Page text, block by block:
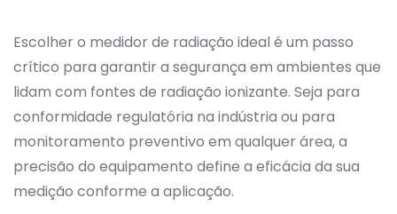
o
Melhor
Medidor
de
Radiação?
Escolher o medidor de radiação ideal é um passo
crítico para garantir a segurança em ambientes que
lidam com fontes de radiação ionizante. Seja para
conformidade regulatória na indústria ou para
monitoramento preventivo em qualquer área, a
precisão do equipamento define a eficácia da sua
medição conforme a aplicação.